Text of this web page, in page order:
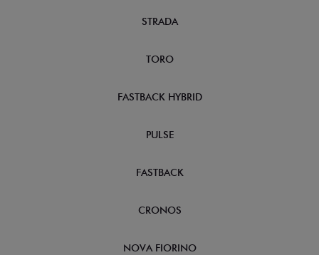
STRADA
TORO
FASTBACK HYBRID
PULSE
FASTBACK
CRONOS
NOVA FIORINO